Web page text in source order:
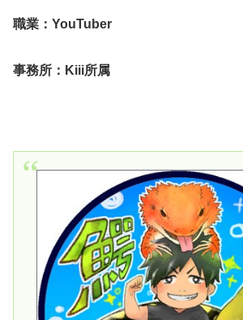
職業：YouTuber
事務所：Kiii所属